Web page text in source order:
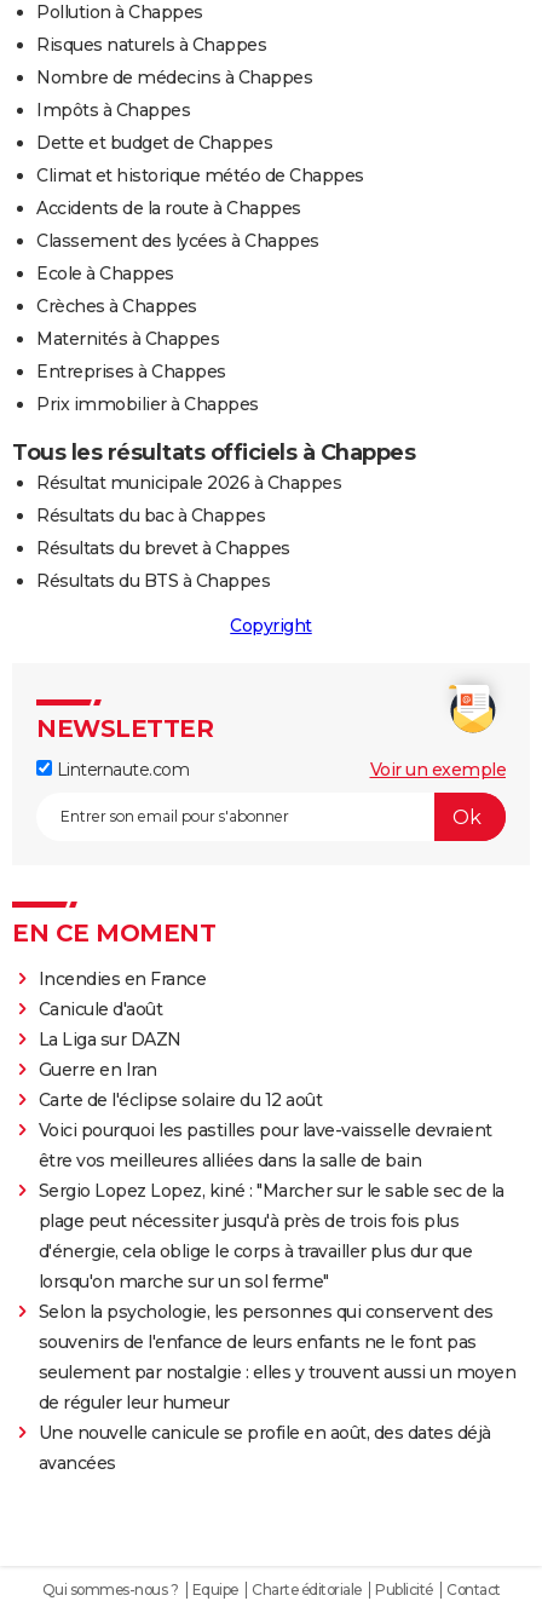
Pollution à Chappes
Risques naturels à Chappes
Nombre de médecins à Chappes
Impôts à Chappes
Dette et budget de Chappes
Climat et historique météo de Chappes
Accidents de la route à Chappes
Classement des lycées à Chappes
Ecole à Chappes
Crèches à Chappes
Maternités à Chappes
Entreprises à Chappes
Prix immobilier à Chappes
Tous les résultats officiels à Chappes
Résultat municipale 2026 à Chappes
Résultats du bac à Chappes
Résultats du brevet à Chappes
Résultats du BTS à Chappes
Copyright
NEWSLETTER
Linternaute.com Voir un exemple
EN CE MOMENT
Incendies en France
Canicule d'août
La Liga sur DAZN
Guerre en Iran
Carte de l'éclipse solaire du 12 août
Voici pourquoi les pastilles pour lave-vaisselle devraient
être vos meilleures alliées dans la salle de bain
Sergio Lopez Lopez, kiné : "Marcher sur le sable sec de la
plage peut nécessiter jusqu'à près de trois fois plus
d'énergie, cela oblige le corps à travailler plus dur que
lorsqu'on marche sur un sol ferme"
Selon la psychologie, les personnes qui conservent des
souvenirs de l'enfance de leurs enfants ne le font pas
seulement par nostalgie : elles y trouvent aussi un moyen
de réguler leur humeur
Une nouvelle canicule se profile en août, des dates déjà
avancées
Qui sommes-nous ? Equipe Charte éditoriale Publicité Contact